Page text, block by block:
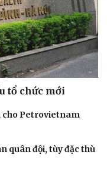
tổ chức mới
cho Petrovietnam
quân đội, tùy đặc thù